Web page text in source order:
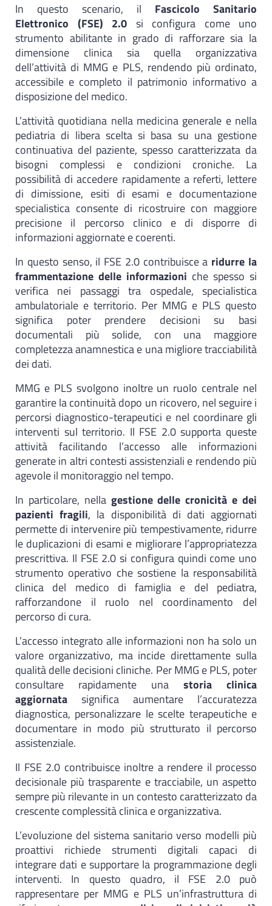
In questo scenario, il Fascicolo Sanitario
Elettronico (FSE) 2.0 si configura come uno
strumento abilitante in grado di rafforzare sia la
dimensione clinica sia quella organizzativa
dell’attività di MMG e PLS, rendendo più ordinato,
accessibile e completo il patrimonio informativo a
disposizione del medico.
L’attività quotidiana nella medicina generale e nella
pediatria di libera scelta si basa su una gestione
continuativa del paziente, spesso caratterizzata da
bisogni complessi e condizioni croniche. La
possibilità di accedere rapidamente a referti, lettere
di dimissione, esiti di esami e documentazione
specialistica consente di ricostruire con maggiore
precisione il percorso clinico e di disporre di
informazioni aggiornate e coerenti.
In questo senso, il FSE 2.0 contribuisce a ridurre la
frammentazione delle informazioni che spesso si
verifica nei passaggi tra ospedale, specialistica
ambulatoriale e territorio. Per MMG e PLS questo
significa poter prendere decisioni su basi
documentali più solide, con una maggiore
completezza anamnestica e una migliore tracciabilità
dei dati.
MMG e PLS svolgono inoltre un ruolo centrale nel
garantire la continuità dopo un ricovero, nel seguire i
percorsi diagnostico-terapeutici e nel coordinare gli
interventi sul territorio. Il FSE 2.0 supporta queste
attività facilitando l’accesso alle informazioni
generate in altri contesti assistenziali e rendendo più
agevole il monitoraggio nel tempo.
In particolare, nella gestione delle cronicità e dei
pazienti fragili, la disponibilità di dati aggiornati
permette di intervenire più tempestivamente, ridurre
le duplicazioni di esami e migliorare l’appropriatezza
prescrittiva. Il FSE 2.0 si configura quindi come uno
strumento operativo che sostiene la responsabilità
clinica del medico di famiglia e del pediatra,
rafforzandone il ruolo nel coordinamento del
percorso di cura.
L’accesso integrato alle informazioni non ha solo un
valore organizzativo, ma incide direttamente sulla
qualità delle decisioni cliniche. Per MMG e PLS, poter
consultare rapidamente una storia clinica
aggiornata significa aumentare l’accuratezza
diagnostica, personalizzare le scelte terapeutiche e
documentare in modo più strutturato il percorso
assistenziale.
Il FSE 2.0 contribuisce inoltre a rendere il processo
decisionale più trasparente e tracciabile, un aspetto
sempre più rilevante in un contesto caratterizzato da
crescente complessità clinica e organizzativa.
L’evoluzione del sistema sanitario verso modelli più
proattivi richiede strumenti digitali capaci di
integrare dati e supportare la programmazione degli
interventi. In questo quadro, il FSE 2.0 può
rappresentare per MMG e PLS un’infrastruttura di